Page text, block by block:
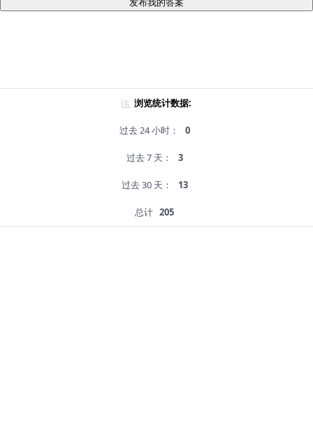
发布我的答案
浏览统计数据:
过去 24 小时： 0
过去 7 天： 3
过去 30 天： 13
总计 205